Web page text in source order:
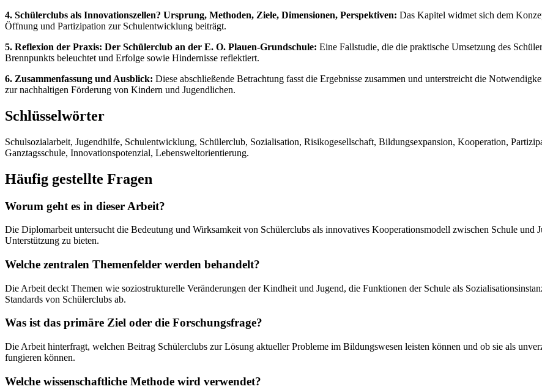
4. Schülerclubs als Innovationszellen? Ursprung, Methoden, Ziele, Dimensionen, Perspektiven: Das Kapitel widmet sich dem
Öffnung und Partizipation zur Schulentwicklung beiträgt.
5. Reflexion der Praxis: Der Schülerclub an der E. O. Plauen-Grundschule: Eine Fallstudie, die die praktische Umsetzung des
Brennpunkts beleuchtet und Erfolge sowie Hindernisse reflektiert.
6. Zusammenfassung und Ausblick: Diese abschließende Betrachtung fasst die Ergebnisse zusammen und unterstreicht die
zur nachhaltigen Förderung von Kindern und Jugendlichen.
Schlüsselwörter
Schulsozialarbeit, Jugendhilfe, Schulentwicklung, Schülerclub, Sozialisation, Risikogesellschaft, Bildungsexpansion, Kooperation,
Ganztagsschule, Innovationspotenzial, Lebensweltorientierung.
Häufig gestellte Fragen
Worum geht es in dieser Arbeit?
Die Diplomarbeit untersucht die Bedeutung und Wirksamkeit von Schülerclubs als innovatives Kooperationsmodell zwischen Schule
Unterstützung zu bieten.
Welche zentralen Themenfelder werden behandelt?
Die Arbeit deckt Themen wie soziostrukturelle Veränderungen der Kindheit und Jugend, die Funktionen der Schule als
Standards von Schülerclubs ab.
Was ist das primäre Ziel oder die Forschungsfrage?
Die Arbeit hinterfragt, welchen Beitrag Schülerclubs zur Lösung aktueller Probleme im Bildungswesen leisten können und ob sie als
fungieren können.
Welche wissenschaftliche Methode wird verwendet?